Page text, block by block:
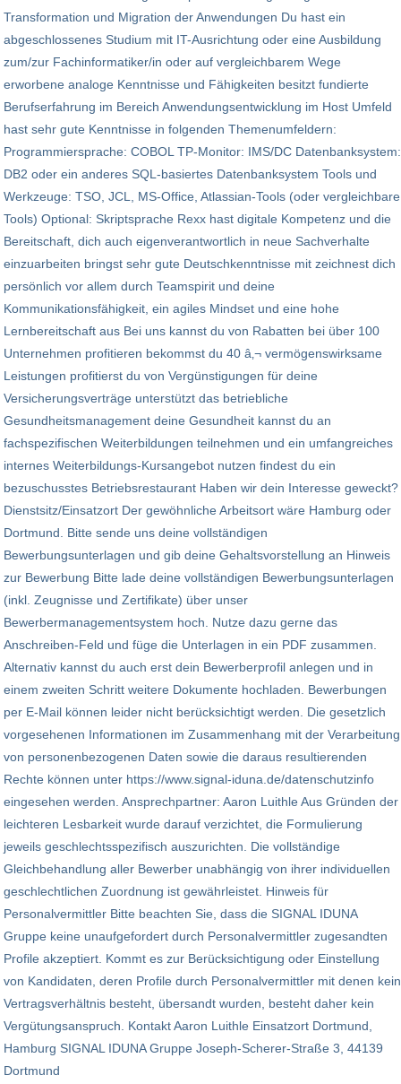
Transformation und Migration der Anwendungen Du hast ein
abgeschlossenes Studium mit IT-Ausrichtung oder eine Ausbildung
zum/zur Fachinformatiker/in oder auf vergleichbarem Wege
erworbene analoge Kenntnisse und Fähigkeiten besitzt fundierte
Berufserfahrung im Bereich Anwendungsentwicklung im Host Umfeld
hast sehr gute Kenntnisse in folgenden Themenumfeldern:
Programmiersprache: COBOL TP-Monitor: IMS/DC Datenbanksystem:
DB2 oder ein anderes SQL-basiertes Datenbanksystem Tools und
Werkzeuge: TSO, JCL, MS-Office, Atlassian-Tools (oder vergleichbare
Tools) Optional: Skriptsprache Rexx hast digitale Kompetenz und die
Bereitschaft, dich auch eigenverantwortlich in neue Sachverhalte
einzuarbeiten bringst sehr gute Deutschkenntnisse mit zeichnest dich
persönlich vor allem durch Teamspirit und deine
Kommunikationsfähigkeit, ein agiles Mindset und eine hohe
Lernbereitschaft aus Bei uns kannst du von Rabatten bei über 100
Unternehmen profitieren bekommst du 40 â‚¬ vermögenswirksame
Leistungen profitierst du von Vergünstigungen für deine
Versicherungsverträge unterstützt das betriebliche
Gesundheitsmanagement deine Gesundheit kannst du an
fachspezifischen Weiterbildungen teilnehmen und ein umfangreiches
internes Weiterbildungs-Kursangebot nutzen findest du ein
bezuschusstes Betriebsrestaurant Haben wir dein Interesse geweckt?
Dienstsitz/Einsatzort Der gewöhnliche Arbeitsort wäre Hamburg oder
Dortmund. Bitte sende uns deine vollständigen
Bewerbungsunterlagen und gib deine Gehaltsvorstellung an Hinweis
zur Bewerbung Bitte lade deine vollständigen Bewerbungsunterlagen
(inkl. Zeugnisse und Zertifikate) über unser
Bewerbermanagementsystem hoch. Nutze dazu gerne das
Anschreiben-Feld und füge die Unterlagen in ein PDF zusammen.
Alternativ kannst du auch erst dein Bewerberprofil anlegen und in
einem zweiten Schritt weitere Dokumente hochladen. Bewerbungen
per E-Mail können leider nicht berücksichtigt werden. Die gesetzlich
vorgesehenen Informationen im Zusammenhang mit der Verarbeitung
von personenbezogenen Daten sowie die daraus resultierenden
Rechte können unter https://www.signal-iduna.de/datenschutzinfo
eingesehen werden. Ansprechpartner: Aaron Luithle Aus Gründen der
leichteren Lesbarkeit wurde darauf verzichtet, die Formulierung
jeweils geschlechtsspezifisch auszurichten. Die vollständige
Gleichbehandlung aller Bewerber unabhängig von ihrer individuellen
geschlechtlichen Zuordnung ist gewährleistet. Hinweis für
Personalvermittler Bitte beachten Sie, dass die SIGNAL IDUNA
Gruppe keine unaufgefordert durch Personalvermittler zugesandten
Profile akzeptiert. Kommt es zur Berücksichtigung oder Einstellung
von Kandidaten, deren Profile durch Personalvermittler mit denen kein
Vertragsverhältnis besteht, übersandt wurden, besteht daher kein
Vergütungsanspruch. Kontakt Aaron Luithle Einsatzort Dortmund,
Hamburg SIGNAL IDUNA Gruppe Joseph-Scherer-Straße 3, 44139
Dortmund